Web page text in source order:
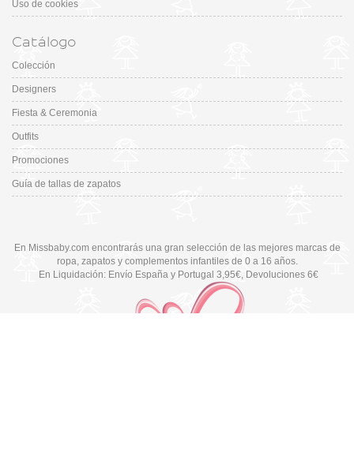
Uso de cookies
Catálogo
Colección
Designers
Fiesta & Ceremonia
Outfits
Promociones
Guía de tallas de zapatos
En Missbaby.com encontrarás una gran selección de las mejores marcas de
ropa, zapatos y complementos infantiles de 0 a 16 años.
En Liquidación: Envío España y Portugal 3,95€, Devoluciones 6€